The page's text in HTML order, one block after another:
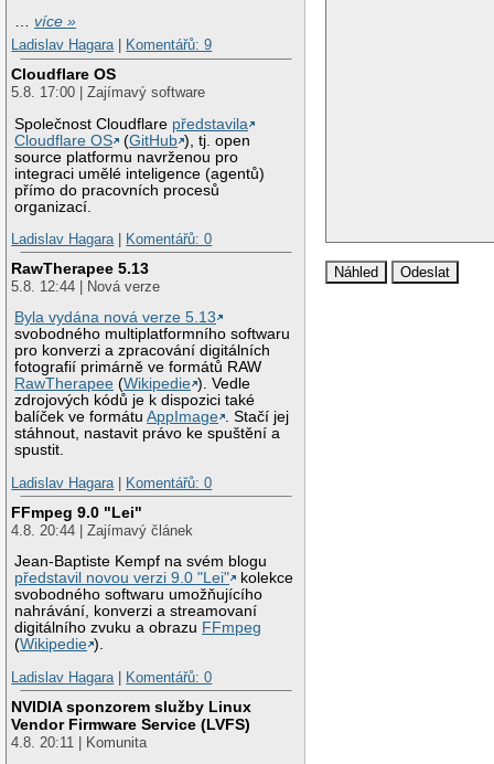
…více »
Ladislav Hagara| Komentářů: 9
Cloudflare OS
5.8. 17:00 | Zajímavý software
Společnost Cloudflare představila
Cloudflare OS
(GitHub ), tj. open
source platformu navrženou pro
integraci umělé inteligence (agentů)
přímo do pracovních procesů
organizací.
Ladislav Hagara| Komentářů: 0
RawTherapee 5.13
5.8. 12:44 | Nová verze
Byla vydána nová verze 5.13
svobodného multiplatformního softwaru
pro konverzi a zpracování digitálních
fotografií primárně ve formátů RAW
RawTherapee (Wikipedie ). Vedle
zdrojových kódů je k dispozici také
balíček ve formátuAppImage . Stačí jej
stáhnout, nastavit právo ke spuštění a
spustit.
Ladislav Hagara| Komentářů: 0
FFmpeg 9.0 "Lei"
4.8. 20:44 | Zajímavý článek
Jean-Baptiste Kempf na svém blogu
představil novou verzi 9.0 "Lei"
kolekce
svobodného softwaru umožňujícího
nahrávání, konverzi a streamovaní
digitálního zvuku a obrazu FFmpeg
(Wikipedie ).
Ladislav Hagara| Komentářů: 0
NVIDIA sponzorem služby Linux
Vendor Firmware Service (LVFS)
4.8. 20:11 | Komunita